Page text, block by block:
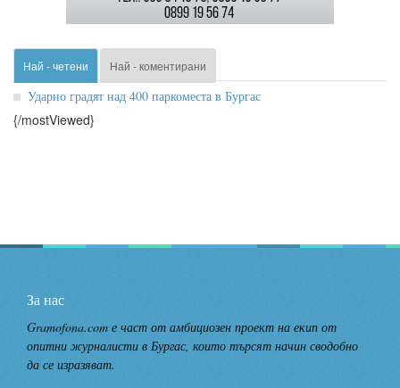
Най - четени Най - коментирани
Ударно градят над 400 паркоместа в Бургас
{/mostViewed}
За нас
Gramofona.com е част от амбициозен проект на екип от
опитни журналисти в Бургас, които търсят начин сводобно
да се изразяват.